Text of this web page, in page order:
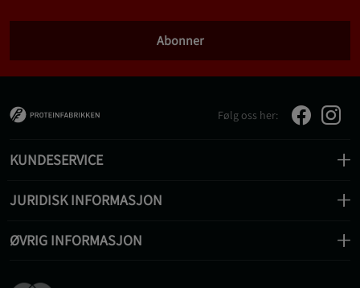
Abonner
Følg oss her:
KUNDESERVICE
JURIDISK INFORMASJON
ØVRIG INFORMASJON